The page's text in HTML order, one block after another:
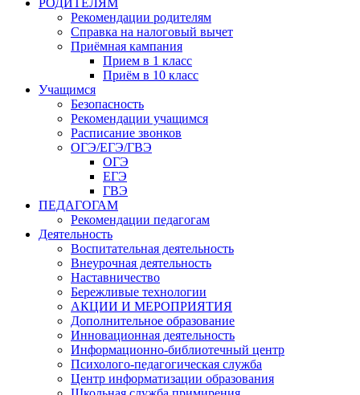
РОДИТЕЛЯМ
Рекомендации родителям
Справка на налоговый вычет
Приёмная кампания
Прием в 1 класс
Приём в 10 класс
Учащимся
Безопасность
Рекомендации учащимся
Расписание звонков
ОГЭ/ЕГЭ/ГВЭ
ОГЭ
ЕГЭ
ГВЭ
ПЕДАГОГАМ
Рекомендации педагогам
Деятельность
Воспитательная деятельность
Внеурочная деятельность
Наставничество
Бережливые технологии
АКЦИИ И МЕРОПРИЯТИЯ
Дополнительное образование
Инновационная деятельность
Информационно-библиотечный центр
Психолого-педагогическая служба
Центр информатизации образования